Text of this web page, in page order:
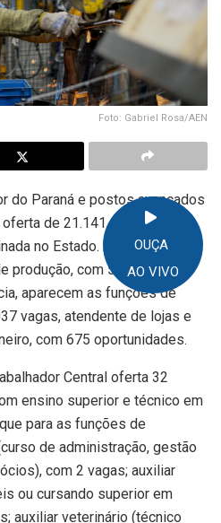
OUÇA
AO VIVO
Foto: Gabriel Rosa/AEN
do Paraná e postos avançados
de 21.141 vagas de
no Estado. A maior parte é
produção, com 5.618
aparecem as funções de
vagas, atendente de lojas e
com 675 oportunidades.
Central oferta 32
ensino superior e técnico em
para as funções de
de administração, gestão
com 2 vagas; auxiliar
ou cursando superior em
auxiliar veterinário (técnico